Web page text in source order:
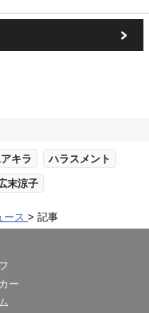
キラ ハラスメント
末涼子
ース 記事
ー